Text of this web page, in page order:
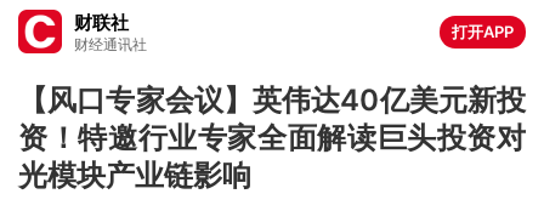
财联社
财经通讯社
打开APP
【风口专家会议】英伟达40亿美元新投
资！特邀行业专家全面解读巨头投资对
光模块产业链影响